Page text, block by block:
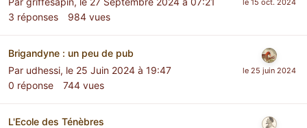
3 réponses 984 vues
Brigandyne : un peu de pub
Par udhessi, le 25 Juin 2024 à 19:47
0 réponse 744 vues
L'Ecole des Ténèbres